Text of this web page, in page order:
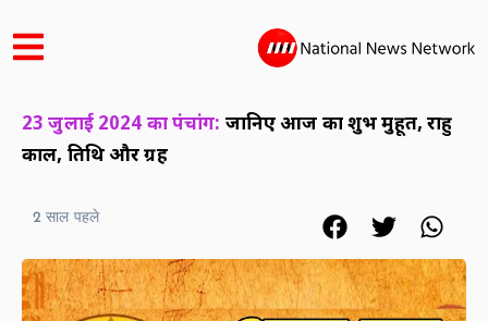
23 जुलाई 2024 का पंचांग: जानिए आज का शुभ मुहूर्त, राहु
काल, तिथि और ग्रह
2 साल पहले